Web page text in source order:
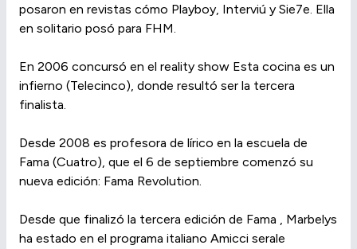
posaron en revistas cómo Playboy, Interviú y Sie7e. Ella
en solitario posó para FHM.
En 2006 concursó en el reality show Esta cocina es un
infierno (Telecinco), donde resultó ser la tercera
finalista.
Desde 2008 es profesora de lírico en la escuela de
Fama (Cuatro), que el 6 de septiembre comenzó su
nueva edición: Fama Revolution.
Desde que finalizó la tercera edición de Fama , Marbelys
ha estado en el programa italiano Amicci serale